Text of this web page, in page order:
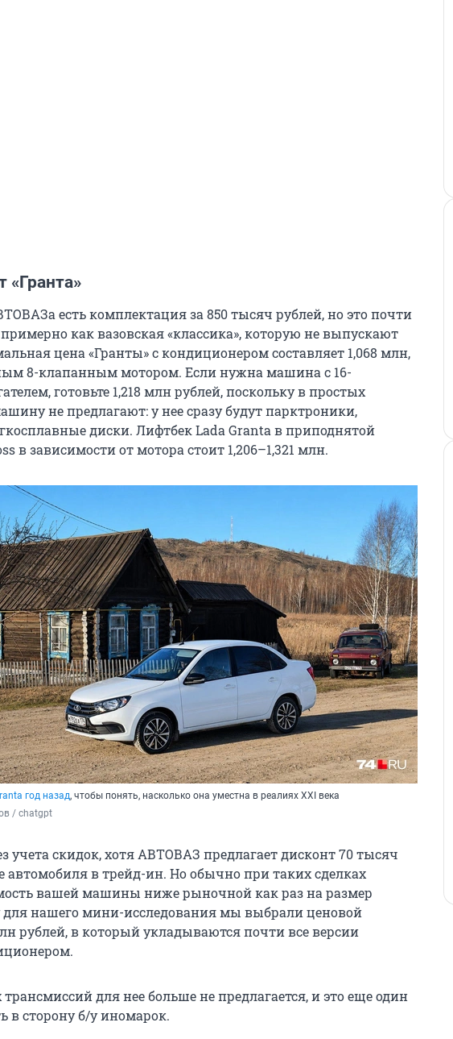
«Гранта»
есть комплектация за 850 тысяч рублей, но это почти
как вазовская «классика», которую не выпускают
цена «Гранты» с кондиционером составляет 1,068 млн,
8-клапанным мотором. Если нужна машина с 16-
готовьте 1,218 млн рублей, поскольку в простых
не предлагают: у нее сразу будут парктроники,
диски. Лифтбек Lada Granta в приподнятой
в зависимости от мотора стоит 1,206–1,321 млн.
год назад, чтобы понять, насколько она уместна в реалиях XXI века
/ chatgpt
учета скидок, хотя АВТОВАЗ предлагает дисконт 70 тысяч
автомобиля в трейд-ин. Но обычно при таких сделках
вашей машины ниже рыночной как раз на размер
для нашего мини-исследования мы выбрали ценовой
рублей, в который укладываются почти все версии
для нее больше не предлагается, и это еще один
в сторону б/у иномарок.